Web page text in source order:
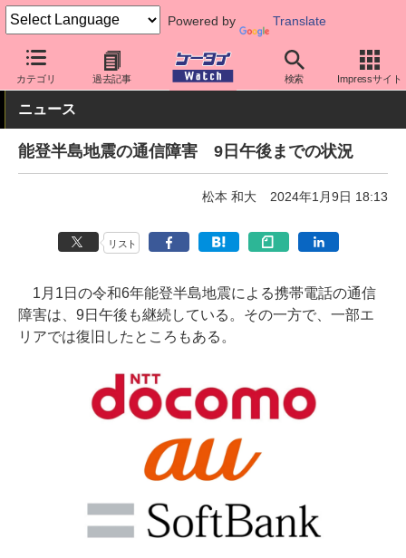
Powered by Translate
カテゴリ 過去記事 検索 Impressサイト
ケータイ Watch 業界動向 災害・防災
ニュース
能登半島地震の通信障害 9日午後までの状況
松本 和大 2024年1月9日 18:13
リスト
1月1日の令和6年能登半島地震による携帯電話の通信
障害は、9日午後も継続している。その一方で、一部エ
リアでは復旧したところもある。